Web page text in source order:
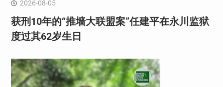
2026-08-05
获刑10年的“推墙大联盟案”任建平在永川监狱
度过其62岁生日